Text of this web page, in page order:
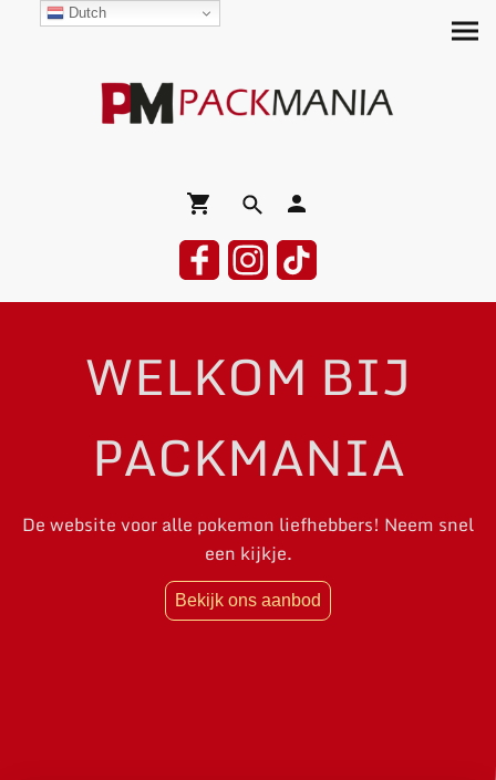
WELKOM BIJ
PACKMANIA
Bekijk ons aanbod
De website voor alle pokemon liefhebbers! Neem snel
een kijkje.
Dutch